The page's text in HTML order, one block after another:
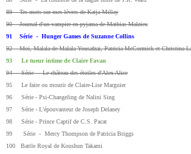
89 Tes mots sur mes lèvres de Katja Millay
90 Journal d'un vampire en pyjama de Mathias Malzieu
91 Série - Hunger Games de Suzanne Collins
92 Moi, Malala de Malala Yousafzai, Patricia McCormick et Christina
93 Le tueur intime de Claire Favan
94 Série - Le château des étoiles d'Alex Alice
95 Le faire ou mourir de Claire-Lise Marguier
96 Série - Psi-Changeling de Nalini Sing
97 Série - L'épouvanteur de Joseph Delaney
98 Série - Prince Captif de C.S. Pacat
99 Série - Mercy Thompson de Patricia Briggs
100 Battle Royal de Koushun Takami